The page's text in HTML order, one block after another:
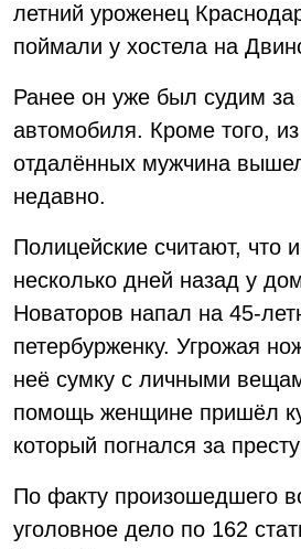
летний уроженец
поймали у хостела на
Ранее он уже был судим за
автомобиля. Кроме того,
отдалённых мужчина
недавно.
Полицейские считают, что
несколько дней назад у
Новаторов напал на 45-
петербурженку. Угрожая
неё сумку с личными
помощь женщине пришёл
который погнался за
По факту произошедшего
уголовное дело по 162